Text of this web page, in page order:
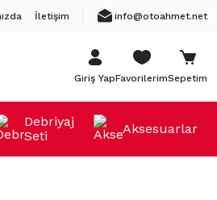
İletişim info@otoahmet.net
Giriş YapFavorilerimSepetim
Debriyaj
Seti
Aksesuarlar